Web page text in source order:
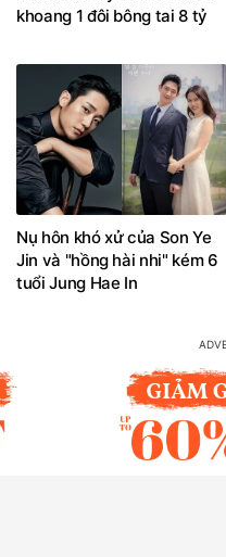
khoang 1 đôi bông tai 8 tỷ
Nụ hôn khó xử của Son Ye
Jin và "hồng hài nhi" kém 6
tuổi Jung Hae In